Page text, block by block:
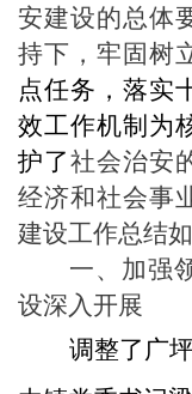
安建设的总体
持下，牢固树
点任务，落实
效工作机制为
护了社会治安
经济和社会事
建设工作总结如
一、加强
设深入开展
调整了 广